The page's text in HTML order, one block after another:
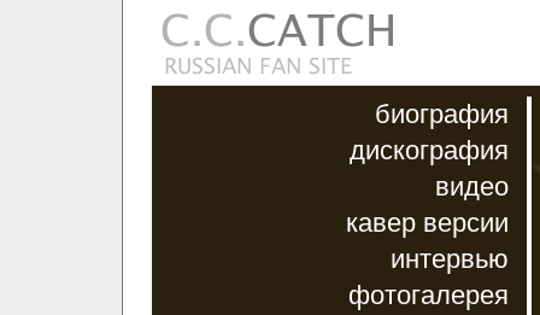
биография
дискография
видео
кавер версии
интервью
фотогалерея